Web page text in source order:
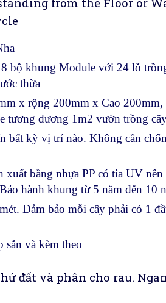
bộ khung Module với 24 lỗ
thừa
x rộng 200mm x Cao 200mm,
đương 1m2 vườn trồng
bất kỳ vị trí nào. Không cần
xuất bằng nhựa PP có tia UV
hành khung từ 5 năm đến 10
Đảm bảo mỗi cây phải có 1
và kèm theo
đất và phân cho rau.